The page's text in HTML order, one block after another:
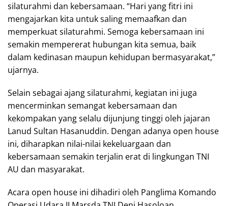
silaturahmi dan kebersamaan. “Hari yang fitri ini
mengajarkan kita untuk saling memaafkan dan
memperkuat silaturahmi. Semoga kebersamaan ini
semakin mempererat hubungan kita semua, baik
dalam kedinasan maupun kehidupan bermasyarakat,”
ujarnya.
Selain sebagai ajang silaturahmi, kegiatan ini juga
mencerminkan semangat kebersamaan dan
kekompakan yang selalu dijunjung tinggi oleh jajaran
Lanud Sultan Hasanuddin. Dengan adanya open house
ini, diharapkan nilai-nilai kekeluargaan dan
kebersamaan semakin terjalin erat di lingkungan TNI
AU dan masyarakat.
Acara open house ini dihadiri oleh Panglima Komando